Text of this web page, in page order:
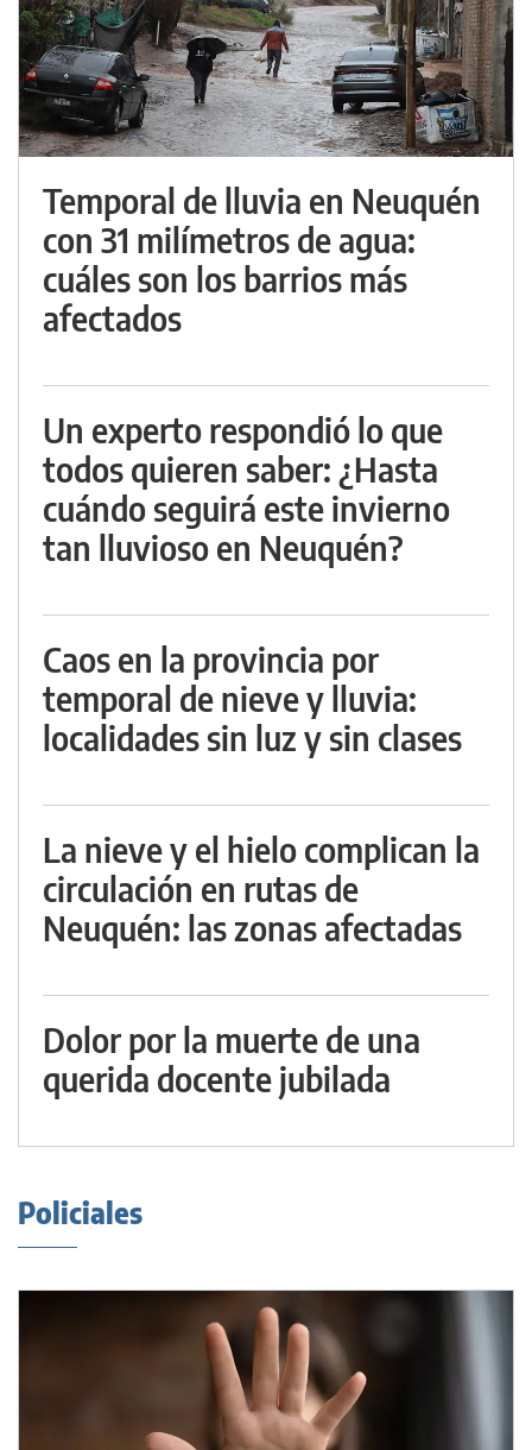
Temporal de lluvia en Neuquén
con 31 milímetros de agua:
cuáles son los barrios más
afectados
Un experto respondió lo que
todos quieren saber: ¿Hasta
cuándo seguirá este invierno
tan lluvioso en Neuquén?
Caos en la provincia por
temporal de nieve y lluvia:
localidades sin luz y sin clases
La nieve y el hielo complican la
circulación en rutas de
Neuquén: las zonas afectadas
Dolor por la muerte de una
querida docente jubilada
Policiales